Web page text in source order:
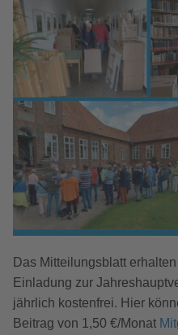
Das Mitteilungsblatt
Einladung zur
jährlich kostenfrei. Hier
Beitrag von 1,50 €/Monat